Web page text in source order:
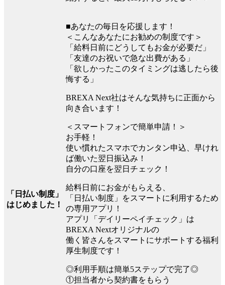
「日払い制度」
はじめました！
■あなたの毎日を応援します！
＜こんなあなたにお勧めの制度です＞
「給料日前にどうしてもお金が必要だ」
「友達のお祝いで急な出費がある」
「欲しかったこのタイミングは逃したら後
悔する」
BREXA Next社はそんな気持ちに正面から
向き合います！
＜スマートフォンで簡単申請！＞
お手軽！
使い慣れたスマホでカンタン申込、早けれ
ば働いた翌日振込み！
自分の口座を翌日チェック！
給料日前にお金がもらえる、
「日払い制度」をスマートに利用するため
の専用アプリ！
アプリ「デイリーペイチェック」は
BREXA Nextオリジナルの
働く皆さんをスマートにサポートする福利
厚生制度です！
◎利用手順は簡単5ステップで完了◎
①担当者から契約書をもらう